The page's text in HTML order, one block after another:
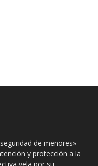
de menores»
y protección a la